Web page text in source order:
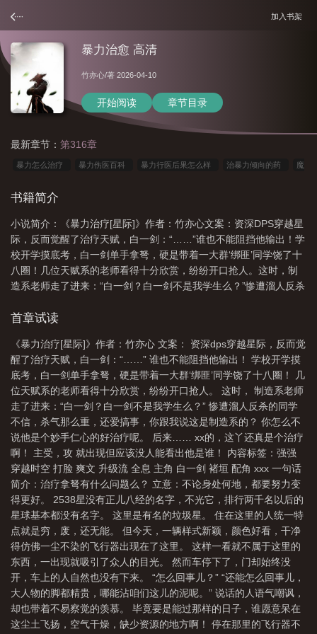
加入书架
暴力治愈 高清
竹亦心/著 2026-04-10
开始阅读 章节目录
最新章节： 第316章
暴力怎么治疗 暴力伤医百科 暴力行医后果怎么样 治暴力倾向的药 魔
际 如何治疗暴力倾向的人
暴力治疗项目是什么意思
书籍简介
小说简介：《暴力治疗[星际]》作者：竹亦心文案：资深DPS穿越星
际，反而觉醒了治疗天赋，白一剑：“……”谁也不能阻挡他输出！学
校开学摸底考，白一剑单手拿弩，硬是带着一大群‘绑匪’同学饶了十
八圈！几位天赋系的老师看得十分欣赏，纷纷开口抢人。这时，制
造系老师走了进来：“白一剑？白一剑不是我学生么？”惨遭溜人反杀
首章试读
《暴力治疗[星际]》作者：竹亦心 文案： 资深dps穿越星际，反而觉
醒了治疗天赋，白一剑：“……” 谁也不能阻挡他输出！ 学校开学摸
底考，白一剑单手拿弩，硬是带着一大群‘绑匪’同学饶了十八圈！ 几
位天赋系的老师看得十分欣赏，纷纷开口抢人。 这时， 制造系老师
走了进来：“白一剑？白一剑不是我学生么？” 惨遭溜人反杀的同学
不信，杀气那么重，还爱搞事，你跟我说这是制造系的？ 你怎么不
说他是个妙手仁心的好治疗呢。 后来…… xx的，这丫还真是个治疗
啊！ 主受，攻 就出现但应该没人能看出他是谁！ 内容标签：强强
穿越时空 打脸 爽文 升级流 全息 主角 白一剑 褚垣 配角 xxx 一句话
简介：治疗拿弩有什么问题么？ 立意：不论身处何地，都要努力变
得更好。 2538星没有正儿八经的名字，不光它，排行两千名以后的
星球基本都没有名字。 这里是有名的垃圾星。 住在这里的人统一特
点就是穷，废，还无能。 但今天，一辆样式新颖，颜色好看，干净
得仿佛一尘不染的飞行器出现在了这里。 这样一看就不属于这里的
东西，一出现就吸引了众人的目光。 然而车停下了，门却始终没
开，车上的人自然也没有下来。 “怎么回事儿？” “还能怎么回事儿，
大人物的脚都精贵，哪能沾咱们这儿的泥呢。” 说话的人语气嘲讽，
却也带着不易察觉的羡慕。 毕竟要是能过那样的日子，谁愿意呆在
这尘土飞扬，空气干燥，缺少资源的地方啊！ 停在那里的飞行器不